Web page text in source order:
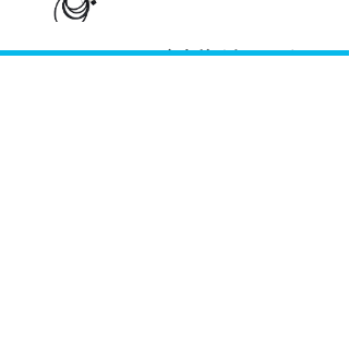
充电桩欧标7KW便携式充电桩